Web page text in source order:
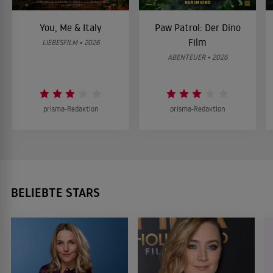
You, Me & Italy
LIEBESFILM • 2026
prisma-Redaktion
Paw Patrol: Der Dino
Film
ABENTEUER • 2026
prisma-Redaktion
BELIEBTE STARS